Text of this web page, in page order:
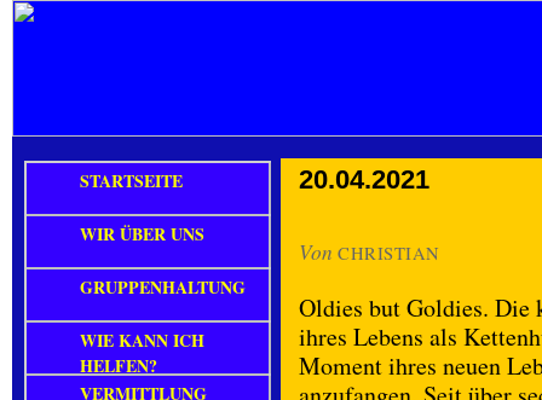
20.04.2021
Von CHRISTIAN
Oldies but Goldies. Die
ihres Lebens als
Moment ihres neuen
STARTSEITE
WIR ÜBER UNS
GRUPPENHALTUNG
WIE KANN ICH
HELFEN?
VERMITTLUNG